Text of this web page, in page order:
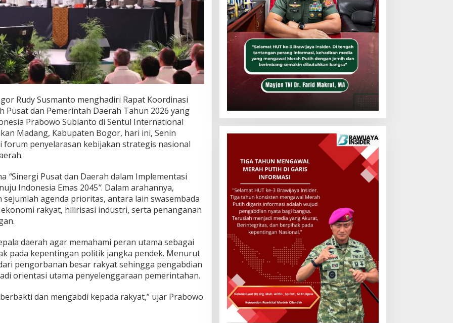
Rudy Susmanto menghadiri Rapat Koordinasi
Pusat dan Pemerintah Daerah Tahun 2026 yang
Prabowo Subianto di Sentul International
Madang, Kabupaten Bogor, hari ini, Senin
forum penyelarasan kebijakan strategis nasional
“Sinergi Pusat dan Daerah dalam Implementasi
Indonesia Emas 2045”. Dalam arahannya,
agenda prioritas, antara lain swasembada
rakyat, hilirisasi industri, serta penanganan
daerah agar memahami peran utama sebagai
pada kepentingan politik jangka pendek. Menurut
pengorbanan besar rakyat sehingga pengabdian
orientasi utama penyelenggaraan pemerintahan.
dan mengabdi kepada rakyat,” ujar Prabowo